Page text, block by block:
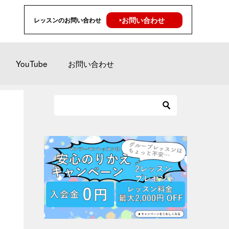
レッスンのお問い合わせ ‣お問い合わせ
YouTube お問い合わせ